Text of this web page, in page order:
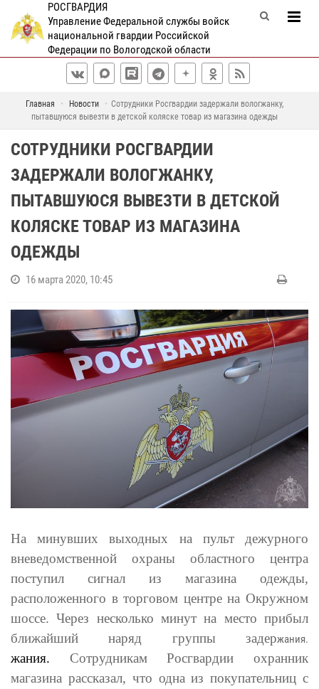
РОСГВАРДИЯ
Управление Федеральной службы войск
национальной гвардии Российской
Федерации по Вологодской области
Главная Новости
Сотрудники Росгвардии задержали вологжанку,
пытавшуюся вывезти в детской коляске товар из магазина одежды
СОТРУДНИКИ РОСГВАРДИИ
ЗАДЕРЖАЛИ ВОЛОГЖАНКУ,
ПЫТАВШУЮСЯ ВЫВЕЗТИ В ДЕТСКОЙ
КОЛЯСКЕ ТОВАР ИЗ МАГАЗИНА
ОДЕЖДЫ
16 марта 2020, 10:45
На минувших выходных на пульт дежурного
вневедомственной охраны областного центра
поступил сигнал из магазина одежды,
расположенного в торговом центре на Окружном
шоссе. Через несколько минут на место прибыл
ближайший наряд группы задержания.
жания.
Сотрудникам Росгвардии охранник
магазина рассказал, что одна из покупательниц с